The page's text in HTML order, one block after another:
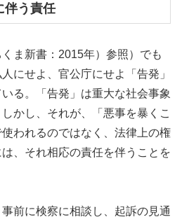
伴う責任
くま新書：2015年）参照）でも
にせよ、官公庁にせよ「告発」
る。「告発」は重大な社会事象
かし、それが、「悪事を暴くこ
われるのではなく、法律上の権
、それ相応の責任を伴うことを
前に検察に相談し、起訴の見通